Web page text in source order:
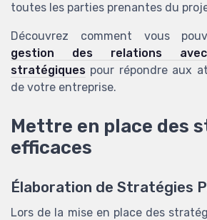
toutes les parties prenantes du
Découvrez comment vous
gestion des relations
stratégiques pour répondre aux
de votre entreprise.
Mettre en place des
efficaces
Élaboration de Stratégies
Lors de la mise en place des